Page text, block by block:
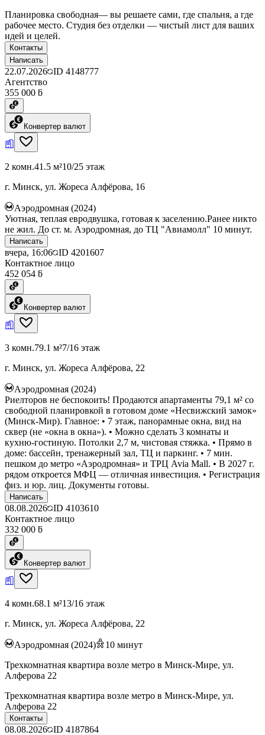
Планировка свободная— вы решаете сами, где спальня, а где
рабочее место. Студия без отделки — чистый лист для ваших
идей и целей.
Контакты
Написать
22.07.2026 ID 4148777
Агентство
355 000 ƃ
Конвертер валют
2 комн.41.5 м²10/25 этаж
г. Минск, ул. Жореса Алфёрова, 16
Аэродромная (2024)
Уютная, теплая евродвушка, готовая к заселению.Ранее никто
не жил. До ст. м. Аэродромная, до ТЦ "Авиамолл" 10 минут.
Написать
вчера, 16:06 ID 4201607
Контактное лицо
452 054 ƃ
Конвертер валют
3 комн.79.1 м²7/16 этаж
г. Минск, ул. Жореса Алфёрова, 22
Аэродромная (2024)
Риелторов не беспокоить! Продаются апартаменты 79,1 м² со
свободной планировкой в готовом доме «Несвижский замок»
(Минск-Мир). Главное: • 7 этаж, панорамные окна, вид на
сквер (не «окна в окна»). • Можно сделать 3 комнаты и
кухню-гостиную. Потолки 2,7 м, чистовая стяжка. • Прямо в
доме: бассейн, тренажерный зал, ТЦ и паркинг. • 7 мин.
пешком до метро «Аэродромная» и ТРЦ Avia Mall. • В 2027 г.
рядом откроется МФЦ — отличная инвестиция. • Регистрация
физ. и юр. лиц. Документы готовы.
Написать
08.08.2026 ID 4103610
Контактное лицо
332 000 ƃ
Конвертер валют
4 комн.68.1 м²13/16 этаж
г. Минск, ул. Жореса Алфёрова, 22
Аэродромная (2024) 10 минут
Трехкомнатная квартира возле метро в Минск-Мире, ул.
Алферова 22
Трехкомнатная квартира возле метро в Минск-Мире, ул.
Алферова 22
Контакты
08.08.2026 ID 4187864